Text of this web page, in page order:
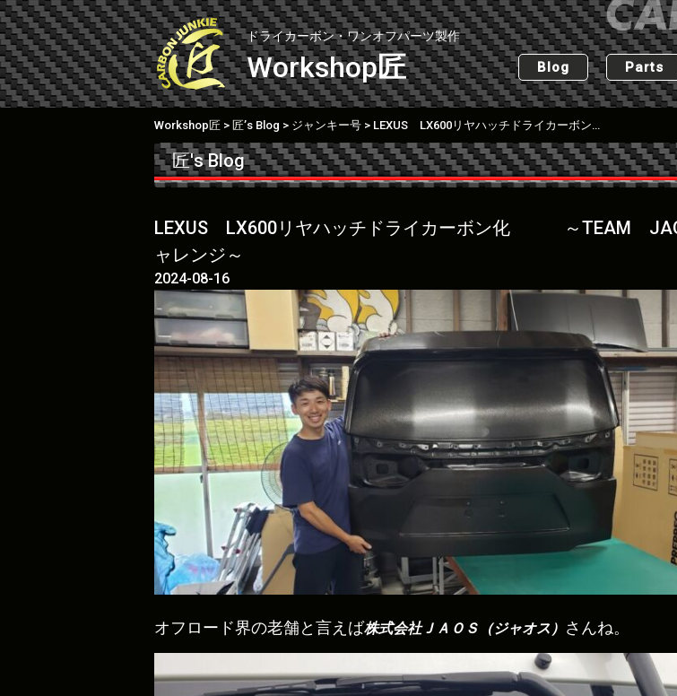
Skip
to
content
ドライカーボン・ワンオフパーツ製作
Workshop匠 Blog Parts
Workshop匠 > 匠’s Blog > ジャンキー号 > LEXUS LX600リヤハッチドライカーボン化 ～TEAM JAOS BAJAチャレンジ～
匠's Blog
LEXUS LX600リヤハッチドライカーボン化 ～TEAM
ャレンジ～
2024-08-16
オフロード界の老舗と言えば株式会社ＪＡＯＳ（ジャオス） さんね。